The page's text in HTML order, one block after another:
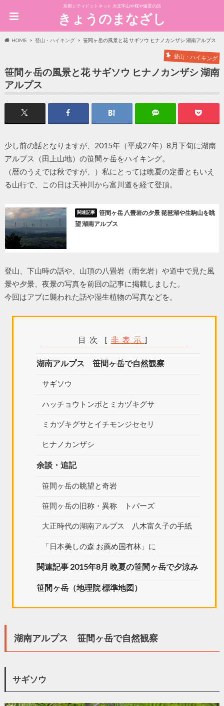
京都シティドットネット 大文字山や桜や遠景の話
きょうのまなざし
HOME 登山・ハイキング 笹間ヶ岳の風景と花 サギソウ ヒナノカンザシ 湖南アルプス
登山・ハイキング
笹間ヶ岳の風景と花 サギソウ ヒナノカンザシ 湖南
アルプス
少し前の話となりますが、2015年（平成27年）8月下旬に湖南
アルプス（田上山地）の笹間ヶ岳をハイキング。
（暦のうえでは秋ですが、）私にとっては晩夏の定番ともいえ
る山行で、この日は天神川から富川道を経て登頂。
笹間ヶ岳 八畳岩の夕景 琵琶湖や生駒山を眺
望 湖南アルプス
登山、下山時の話や、山頂の八畳岩（雨乞岩）や道中で見た風
景や夕景、夜景の写真を前回の記事に掲載しました。
今回はアブに襲われた話や湿生植物の写真などを。
目次 [ 非表示 ]
湖南アルプス 笹間ヶ岳で自然観察
サギソウ
ハッチョウトンボとミカヅキグサ
ミカヅキグサとイチモンジセセリ
ヒナノカンザシ
余談・追記
笹間ヶ岳の眺望と奇岩
笹間ヶ岳の旧称・異称 トパーズ
大正時代の湖南アルプス 八木富久子の手紙
「日本美しの森 お薦め国有林」に
関連記事 2015年8月 晩夏の笹間ヶ岳で夕涼み
笹間ヶ岳（地理院 標準地図）
湖南アルプス 笹間ヶ岳で自然観察
サギソウ